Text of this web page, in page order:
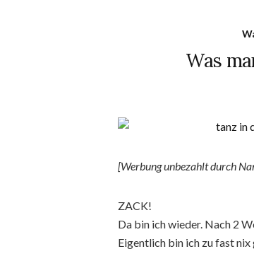
Was
[Werbung unbezahlt durch
ZACK!
Da bin ich wieder. Nach 2
Eigentlich bin ich zu fast nix